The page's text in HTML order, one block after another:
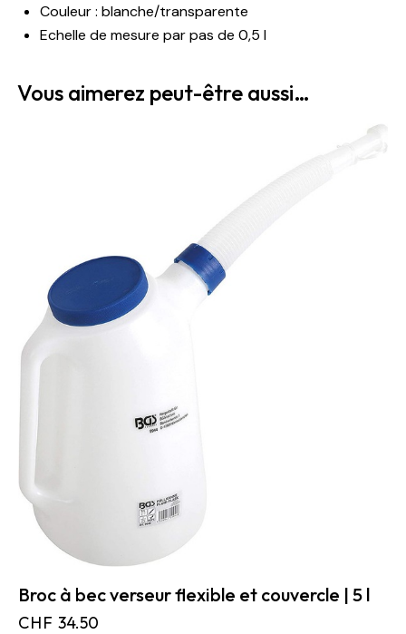
Couleur : blanche/transparente
Echelle de mesure par pas de 0,5 l
Vous aimerez peut-être aussi…
Broc à bec verseur flexible et couvercle | 5 l
CHF 34.50